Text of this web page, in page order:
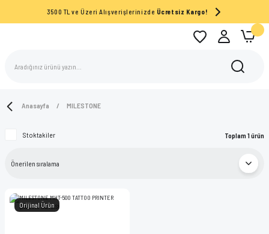
3500 TL ve Üzeri Alışverişlerinizde Ücretsiz Kargo!
Anasayfa MILESTONE
Stoktakiler Toplam 1 ürün
Orijinal Ürün